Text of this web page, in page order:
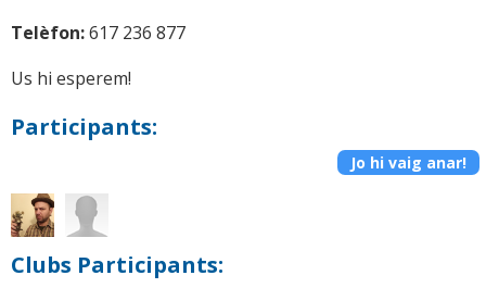
Telèfon:617 236 877
Us hi esperem!
Participants:
Jo hi vaig anar!
Clubs Participants: